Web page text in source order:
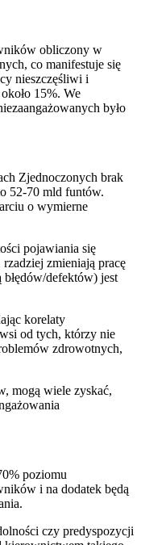
obliczony w
co manifestuje się
nieszczęśliwi i
15%. We
było
Zjednoczonych brak
52-70 mld funtów.
o wymierne
pojawiania się
zmieniają pracę
defektów) jest
korelaty
od tych, którzy nie
zdrowotnych,
mogą wiele zyskać,
poziomu
i na dodatek będą
czy predyspozycji